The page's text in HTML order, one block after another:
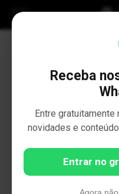
Receba
Entre
novidades e
Entrar no